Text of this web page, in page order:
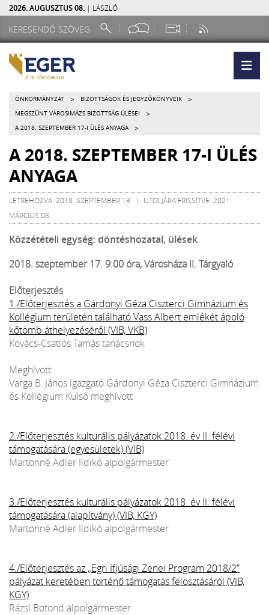
2026. AUGUSZTUS 08. | LÁSZLÓ
ÖNKORMÁNYZAT > BIZOTTSÁGOK ÉS JEGYZŐKÖNYVEIK >
MEGSZŰNT VÁROSIMÁZS BIZOTTSÁG ÜLÉSEI >
A 2018. SZEPTEMBER 17-I ÜLÉS ANYAGA >
A 2018. SZEPTEMBER 17-I ÜLÉS
ANYAGA
LÉTREHOZVA: 2018. SZEPTEMBER 13. | UTOLJÁRA FRISSÍTVE: 2021.
MÁRCIUS 08.
Közzétételi egység: döntéshozatal, ülések
2018. szeptember 17. 9:00 óra, Városháza II. Tárgyaló
Előterjesztés
1./Előterjesztés a Gárdonyi Géza Ciszterci Gimnázium és
Kollégium területén található Vass Albert emlékét ápoló
kőtömb áthelyezéséről (VIB, VKB)
Kovács-Csatlós Tamás tanácsnok
Meghívott:
Varga B. János igazgató Gárdonyi Géza Ciszterci Gimnázium
és Kollégium Külső meghívott
2./Előterjesztés kulturális pályázatok 2018. év II. félévi
támogatására (egyesületek) (VIB)
Martonné Adler Ildikó alpolgármester
3./Előterjesztés kulturális pályázatok 2018. év II. félévi
támogatására (alapítvány) (VIB, KGY)
Martonné Adler Ildikó alpolgármester
4./Előterjesztés az „Egri Ifjúsági Zenei Program 2018/2”
pályázat keretében történő támogatás felosztásáról (VIB,
KGY)
Rázsi Botond alpolgármester